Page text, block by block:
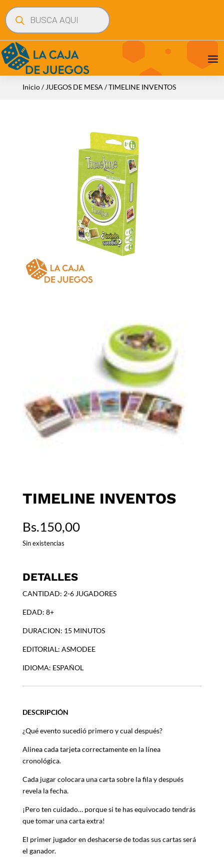
Búsqueda
de
productos
Inicio/ JUEGOS DE MESA / TIMELINE INVENTOS
TIMELINE INVENTOS
Bs.150,00
Sin existencias
DETALLES
CANTIDAD: 2-6 JUGADORES
EDAD: 8+
DURACION: 15 MINUTOS
EDITORIAL: ASMODEE
IDIOMA: ESPAÑOL
DESCRIPCIÓN
¿Qué evento sucedió primero y cual después?
Alinea cada tarjeta correctamente en la línea
cronológica.
Cada jugar colocara una carta sobre la fila y después
revela la fecha.
¡Pero ten cuidado… porque si te has equivocado tendrás
que tomar una carta extra!
El primer jugador en deshacerse de todas sus cartas será
el ganador.